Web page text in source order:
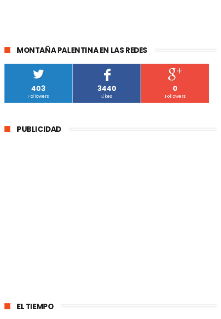
MONTAÑA PALENTINA EN LAS REDES
403
Followers
3440
Likes
0
Followers
PUBLICIDAD
EL TIEMPO